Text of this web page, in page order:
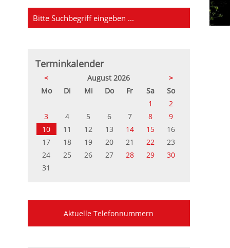
Terminkalender
< August 2026
>
MontagDi enstag
Mittwoch
Donnerstag
FreitagSamstag
Sonntag
1
2
3
4 5 6 7 8
9
10
11 12 13 14 15
16
17
18 19 20 21 22
23
24
25 26 27 28 29
30
31
Aktuelle Telefonnummern